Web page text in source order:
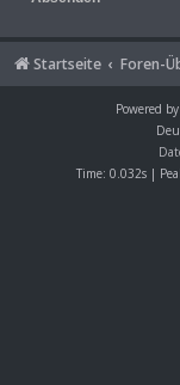
Startseite Foren-
Powered by
Time: 0.032s|